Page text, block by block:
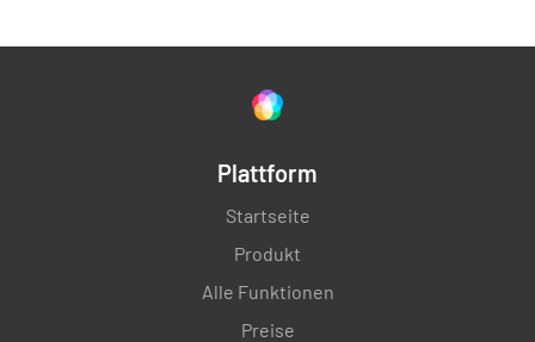
Plattform
Startseite
Produkt
Alle Funktionen
Preise